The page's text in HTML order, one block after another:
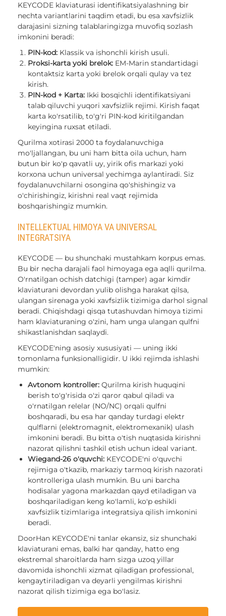
KEYCODE klaviaturasi identifikatsiyalashning bir
nechta variantlarini taqdim etadi, bu esa xavfsizlik
darajasini sizning talablaringizga muvofiq sozlash
imkonini beradi:
PIN-kod: Klassik va ishonchli kirish usuli.
Proksi-karta yoki brelok: EM-Marin standartidagi
kontaktsiz karta yoki brelok orqali qulay va tez
kirish.
PIN-kod + Karta: Ikki bosqichli identifikatsiyani
talab qiluvchi yuqori xavfsizlik rejimi. Kirish faqat
karta ko'rsatilib, to'g'ri PIN-kod kiritilgandan
keyingina ruxsat etiladi.
Qurilma xotirasi 2000 ta foydalanuvchiga
mo'ljallangan, bu uni ham bitta oila uchun, ham
butun bir ko'p qavatli uy, yirik ofis markazi yoki
korxona uchun universal yechimga aylantiradi. Siz
foydalanuvchilarni osongina qo'shishingiz va
o'chirishingiz, kirishni real vaqt rejimida
boshqarishingiz mumkin.
INTELLEKTUAL HIMOYA VA UNIVERSAL
INTEGRATSIYA
KEYCODE — bu shunchaki mustahkam korpus emas.
Bu bir necha darajali faol himoyaga ega aqlli qurilma.
O'rnatilgan ochish datchigi (tamper) agar kimdir
klaviaturani devordan yulib olishga harakat qilsa,
ulangan sirenaga yoki xavfsizlik tizimiga darhol signal
beradi. Chiqishdagi qisqa tutashuvdan himoya tizimi
ham klaviaturaning o'zini, ham unga ulangan qulfni
shikastlanishdan saqlaydi.
KEYCODE'ning asosiy xususiyati — uning ikki
tomonlama funksionalligidir. U ikki rejimda ishlashi
mumkin:
Avtonom kontroller: Qurilma kirish huquqini
berish to'g'risida o'zi qaror qabul qiladi va
o'rnatilgan relelar (NO/NC) orqali qulfni
boshqaradi, bu esa har qanday turdagi elektr
qulflarni (elektromagnit, elektromexanik) ulash
imkonini beradi. Bu bitta o'tish nuqtasida kirishni
nazorat qilishni tashkil etish uchun ideal variant.
Wiegand-26 o'quvchi: KEYCODE'ni o'quvchi
rejimiga o'tkazib, markaziy tarmoq kirish nazorati
kontrolleriga ulash mumkin. Bu uni barcha
hodisalar yagona markazdan qayd etiladigan va
boshqariladigan keng ko'lamli, ko'p eshikli
xavfsizlik tizimlariga integratsiya qilish imkonini
beradi.
DoorHan KEYCODE'ni tanlar ekansiz, siz shunchaki
klaviaturani emas, balki har qanday, hatto eng
ekstremal sharoitlarda ham sizga uzoq yillar
davomida ishonchli xizmat qiladigan professional,
kengaytiriladigan va deyarli yengilmas kirishni
nazorat qilish tizimiga ega bo'lasiz.